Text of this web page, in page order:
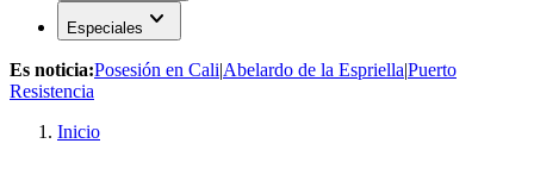
Especiales expand_more
Es noticia:Posesión en Cali|Abelardo de la Espriella|Puerto
Resistencia
Inicio